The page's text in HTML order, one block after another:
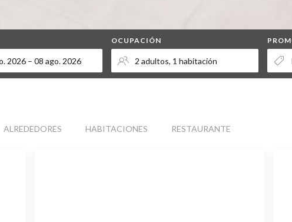
OCUPACIÓN
ALREDEDORES HABITACIONES RESTAURANTE